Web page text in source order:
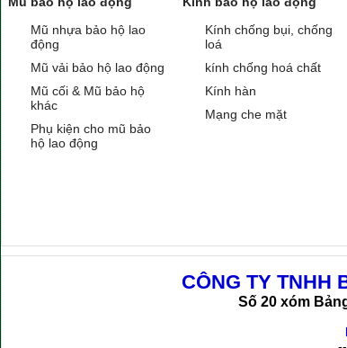
Mũ nhựa bảo hộ lao
động
Mũ vải bảo hộ lao động
Mũ cối & Mũ bảo hộ
khác
Phụ kiện cho mũ bảo
hộ lao động
Kính chống bụi, chống
loá
kính chống hoá chất
Kính hàn
Mạng che mặt
CÔNG TY TNHH
Số 20 xóm